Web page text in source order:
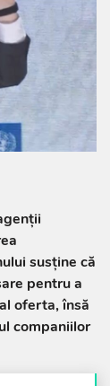
susține că
pentru a
oferta, însă
companiilor